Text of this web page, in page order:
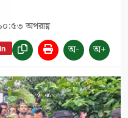
অপরাহ্ণ
অ- অ+